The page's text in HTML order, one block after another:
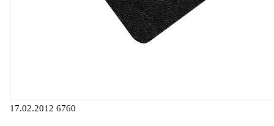
17.02.2012 6760